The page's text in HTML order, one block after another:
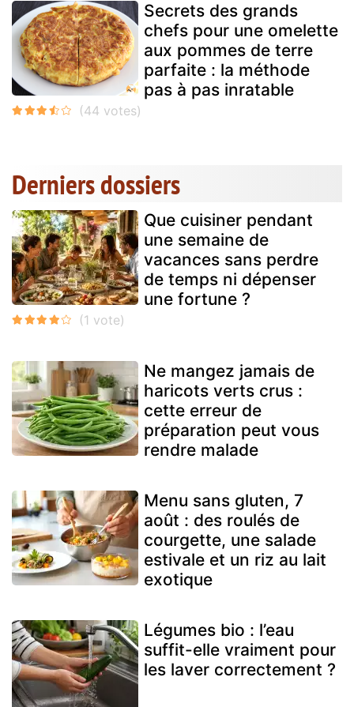
Secrets des grands
chefs pour une omelette
aux pommes de terre
parfaite : la méthode
pas à pas inratable
Derniers dossiers
Que cuisiner pendant
une semaine de
vacances sans perdre
de temps ni dépenser
une fortune ?
Ne mangez jamais de
haricots verts crus :
cette erreur de
préparation peut vous
rendre malade
Menu sans gluten, 7
août : des roulés de
courgette, une salade
estivale et un riz au lait
exotique
Légumes bio : l’eau
suffit-elle vraiment pour
les laver correctement ?